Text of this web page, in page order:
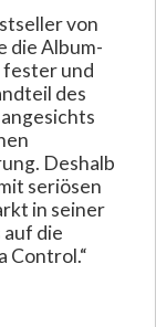
von
die Album-
und
des
Deshalb
seriösen
in seiner
die
Control.“